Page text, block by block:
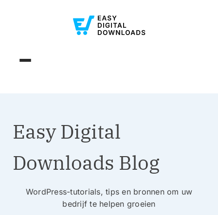
Easy Digital
Downloads Blog
WordPress-tutorials, tips en bronnen om uw
bedrijf te helpen groeien